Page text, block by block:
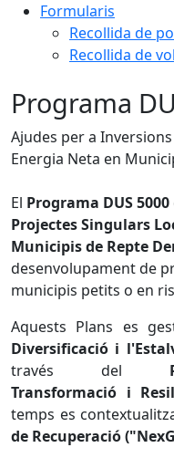
Formularis
Recollida de
Recollida de
Programa
Ajudes per a
Energia Neta en
El Programa DUS 5000
Projectes Singulars
Municipis de Repte
desenvolupament de
municipis petits o en
Aquests Plans es
Diversificació i
través del
Transformació i
temps es
de Recuperació